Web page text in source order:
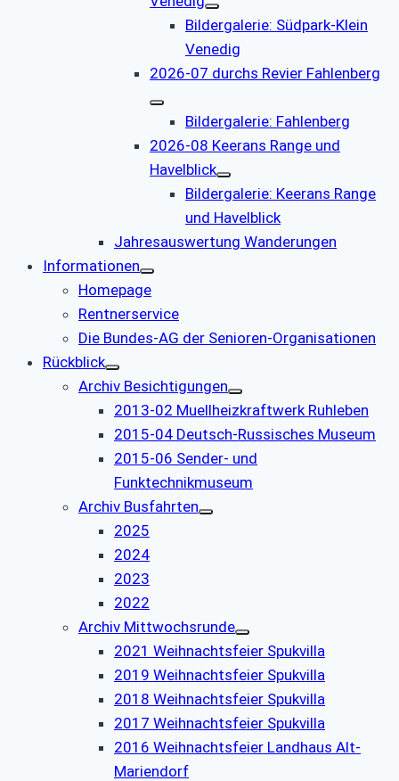
Bildergalerie: Südpark-Klein
Venedig
2026-07 durchs Revier Fahlenberg
Bildergalerie: Fahlenberg
2026-08 Keerans Range und
Havelblick
Bildergalerie: Keerans Range
und Havelblick
Jahresauswertung Wanderungen
Informationen
Homepage
Rentnerservice
Die Bundes-AG der Senioren-Organisationen
Rückblick
Archiv Besichtigungen
2013-02 Muellheizkraftwerk Ruhleben
2015-04 Deutsch-Russisches Museum
2015-06 Sender- und
Funktechnikmuseum
Archiv Busfahrten
2025
2024
2023
2022
Archiv Mittwochsrunde
2021 Weihnachtsfeier Spukvilla
2019 Weihnachtsfeier Spukvilla
2018 Weihnachtsfeier Spukvilla
2017 Weihnachtsfeier Spukvilla
2016 Weihnachtsfeier Landhaus Alt-
Mariendorf